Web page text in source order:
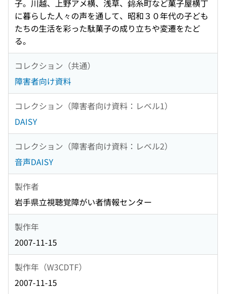
子。川越、上野アメ横、浅草、錦糸町など菓子屋横丁
に暮らした人々の声を通して、昭和３０年代の子ども
たちの生活を彩った駄菓子の成り立ちや変遷をたど
る。
コレクション（共通）
障害者向け資料
コレクション（障害者向け資料：レベル1）
DAISY
コレクション（障害者向け資料：レベル2）
音声DAISY
製作者
岩手県立視聴覚障がい者情報センター
製作年
2007-11-15
製作年（W3CDTF）
2007-11-15